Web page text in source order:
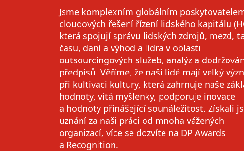
Jsme komplexním globálním
cloudových řešení řízení lidského kapitálu
která spojují správu lidských zdrojů, mezd,
času, daní a výhod a lídra v oblasti
outsourcingových služeb, analýz a
předpisů. Věříme, že naši lidé mají velký
při kultivaci kultury, která zahrnuje naše
hodnoty, vítá myšlenky, podporuje inovace
a hodnoty přinášející sounáležitost. Získali
uznání za naši práci od mnoha vážených
organizací, více se dozvíte na DP Awards
a Recognition.